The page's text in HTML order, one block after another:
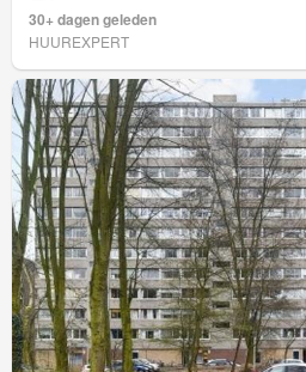
30+ dagen geleden
HUUREXPERT